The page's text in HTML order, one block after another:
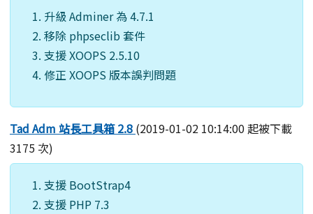
升級 Adminer 為 4.7.1
移除 phpseclib 套件
支援 XOOPS 2.5.10
修正 XOOPS 版本誤判問題
Tad Adm 站長工具箱 2.8 (2019-01-02 10:14:00 起被下載
3175 次)
支援 BootStrap4
支援 PHP 7.3